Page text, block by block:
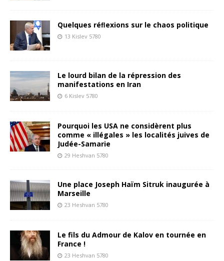
Quelques réﬂexions sur le chaos politique
13 Kislev 5780
Le lourd bilan de la répression des
manifestations en Iran
6 Kislev 5780
Pourquoi les USA ne considèrent plus
comme « illégales » les localités juives de
Judée-Samarie
29 Heshvan 5780
Une place Joseph Haïm Sitruk inaugurée à
Marseille
23 Heshvan 5780
Le fils du Admour de Kalov en tournée en
France !
23 Heshvan 5780